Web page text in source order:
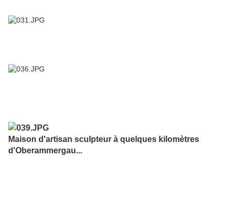
Maison d'artisan sculpteur à quelques kilomètres
d'Oberammergau...